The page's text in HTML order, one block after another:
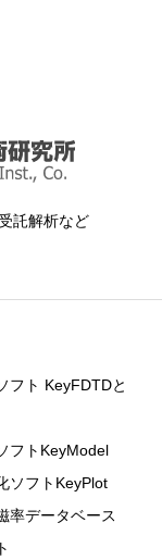
託解析など
フト KeyFDTDと
フトKeyModel
ソフトKeyPlot
率データベース